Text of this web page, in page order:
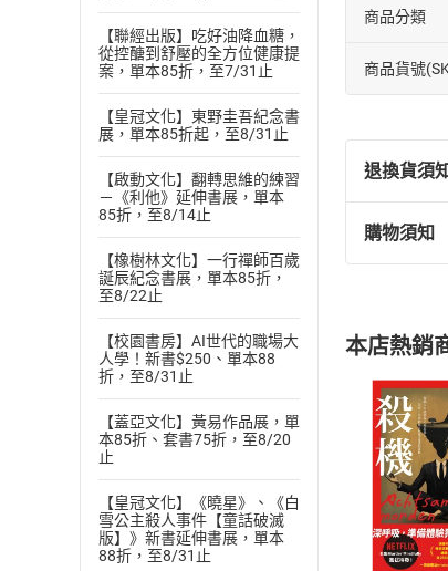
【聯經出版】吃好油降血糖，
從控醣到舒壓的全方位健康提
案，單本85折，至7/31止
【皇冠文化】東野圭吾紀念書
展，單本85折起，至8/31止
【啟動文化】翻轉思維的練習
－《利他》延伸書展，單本
85折，至8/14止
【橡樹林文化】一行禪師百歲
誕辰紀念書展，單本85折，
至8/22止
【校園書房】AI世代的職場大
人學！新書$250、單本88
折，至8/31止
【蓋亞文化】黃易作品展，單
本85折、套書75折，至8/20
止
【皇冠文化】《曉星》、《白
雪公主殺人事件【童話破滅
版】》新書延伸書展，單本
88折，至8/31止
商品分類
商品貨號
退換貨須
退換貨
(一)
(二)
且已下
退貨方
貨」，
請注意
購物須知
挑
購書
本店熱銷